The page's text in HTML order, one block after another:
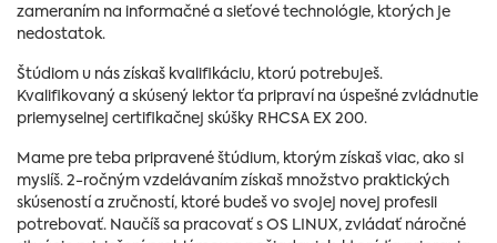
zameraním na informačné a sieťové technológie, ktorých je
nedostatok.
Štúdiom u nás získaš kvalifikáciu, ktorú potrebuješ.
Kvalifikovaný a skúsený lektor ťa pripraví na úspešné zvládnutie
priemyselnej certifikačnej skúšky RHCSA EX 200.
Mame pre teba pripravené štúdium, ktorým získaš viac, ako si
myslíš. 2-ročným vzdelávaním získaš množstvo praktických
skúseností a zručností, ktoré budeš vo svojej novej profesii
potrebovať. Naučíš sa pracovať s OS LINUX, zvládať náročné